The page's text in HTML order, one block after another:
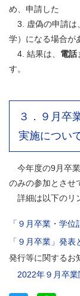
め、申請した
3. 虚偽の申請は
学）になる場合が
4. 結果は、 電話
す。
３．９月卒
実施につい
今年度の9月卒
のみの参加とさせ
詳細は以下のリ
「９月卒業・学位
「９月卒業」発
発行等に関するお
2022年９月卒業